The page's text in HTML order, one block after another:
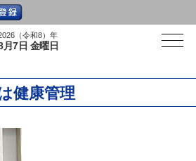
（令和8）年
月7日 金曜日
健康管理